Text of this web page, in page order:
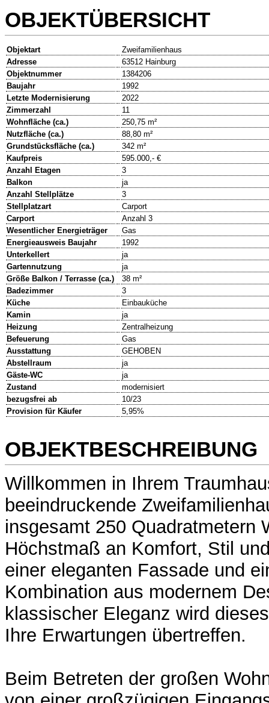
OBJEKTÜBERSICHT
Objektart
Zweifamilienhaus
Adresse
63512 Hainburg
Objektnummer
1384206
Baujahr
1992
Letzte Modernisierung
2022
Zimmerzahl
11
Wohnfläche (ca.)
250,75 m²
Nutzfläche (ca.)
88,80 m²
Grundstücksfläche (ca.)
342 m²
Kaufpreis
595.000,- €
Anzahl Etagen
3
Balkon
ja
Anzahl Stellplätze
3
Stellplatzart
Carport
Carport
Anzahl 3
Wesentlicher Energieträger
Gas
Energieausweis Baujahr
1992
Unterkellert
ja
Gartennutzung
ja
Größe Balkon / Terrasse (ca.)
38 m²
Badezimmer
3
Küche
Einbauküche
Kamin
ja
Heizung
Zentralheizung
Befeuerung
Gas
Ausstattung
GEHOBEN
Abstellraum
ja
Gäste-WC
ja
Zustand
modernisiert
bezugsfrei ab
10/23
Provision für Käufer
5,95%
OBJEKTBESCHREIBUNG
Willkommen in Ihrem
beeindruckende
insgesamt 250 Quadratmetern
Höchstmaß an Komfort, Stil
einer eleganten Fassade und
Kombination aus modernem
klassischer Eleganz wird
Ihre Erwartungen übertreffen.
Beim Betreten der großen